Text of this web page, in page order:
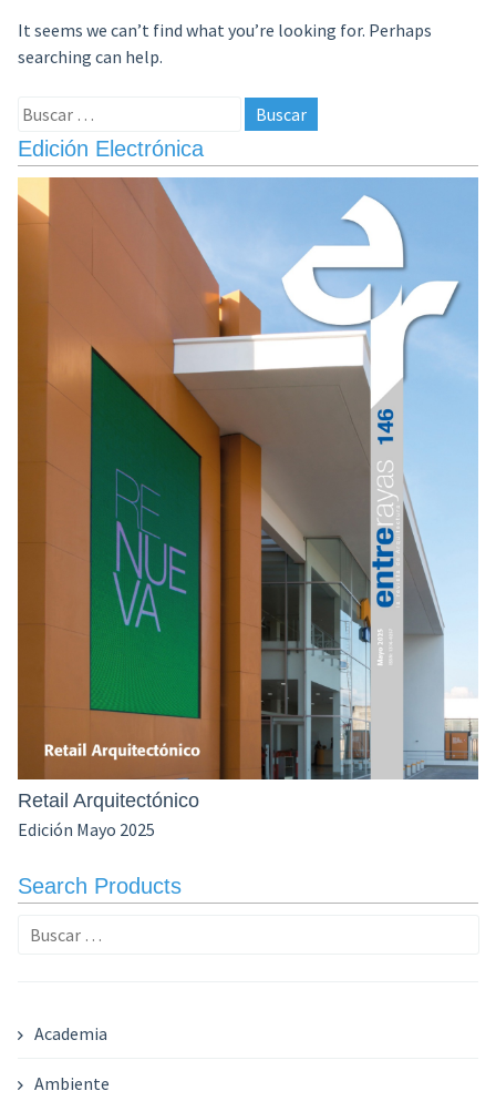
It seems we can’t find what you’re looking for. Perhaps
searching can help.
Buscar:
Edición Electrónica
Retail Arquitectónico
Edición Mayo 2025
Search Products
Buscar:
Academia
Ambiente